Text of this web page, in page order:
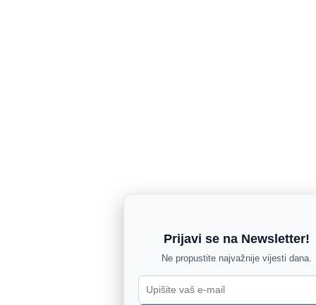
Prijavi se na Newsletter!
Ne propustite najvažnije vijesti dana.